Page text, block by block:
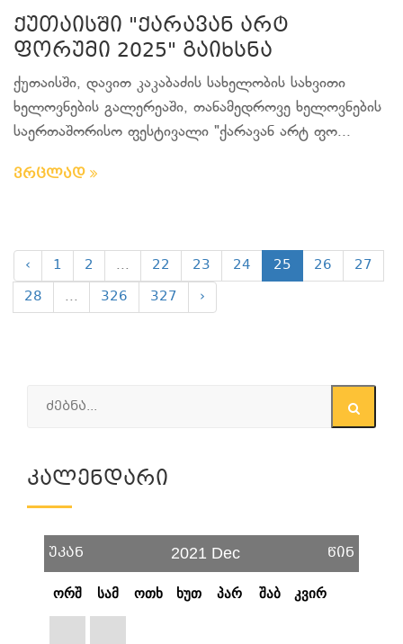
ქუთაისში "ქარავან არტ
ფორუმი 2025" გაიხსნა
ქუთაისში, დავით კაკაბაძის სახელობის სახვითი
ხელოვნების გალერეაში, თანამედროვე ხელოვნების
საერთაშორისო ფესტივალი "ქარავან არტ ფო...
ვრცლად
‹ 1 2 ... 22 23 24 25 26
27
28
... 326 327 ›
Კალენდარი
უკან 2021 Dec წინ
ორშ სამ ოთხ ხუთ პარ შაბ კვირ